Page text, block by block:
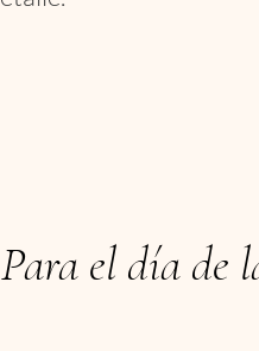
Para el día de